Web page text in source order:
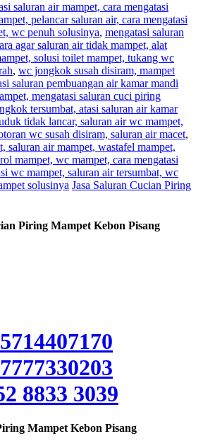
saluran air mampet, cara mengatasi
pelancar saluran air, cara mengatasi
wc penuh solusinya, mengatasi saluran
agar saluran air tidak mampet, alat
solusi toilet mampet, tukang wc
, wc jongkok susah disiram, mampet
saluran pembuangan air kamar mandi
mengatasi saluran cuci piring
tersumbat, atasi saluran air kamar
tidak lancar, saluran air wc mampet,
wc susah disiram, saluran air macet,
saluran air mampet, wastafel mampet,
mampet, wc mampet, cara mengatasi
wc mampet, saluran air tersumbat, wc
solusinya Jasa Saluran Cucian Piring
Piring Mampet Kebon Pisang
8833 3039
Mampet Kebon Pisang